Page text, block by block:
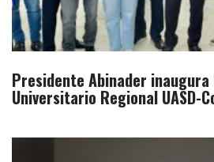
Presidente Abinader inaugura
Universitario Regional UASD-